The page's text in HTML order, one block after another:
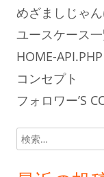
めざましじゃ
ユースケース一
HOME-
コンセプト
フォロワー’S
検
索: